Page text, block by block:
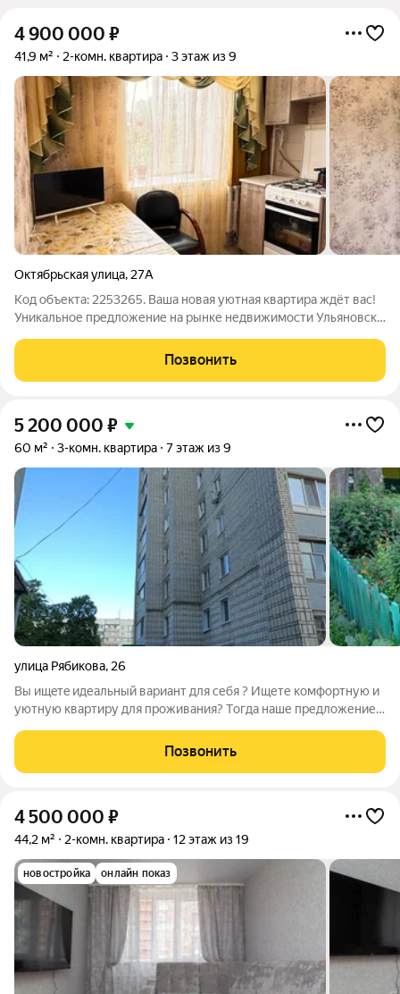
4 900 000 ₽
41,9 м² 2-комн. квартира 3 этаж из 9
Октябрьская улица, 27А
Код объекта: 2253265. Ваша новая уютная квартира ждёт вас!
Уникальное предложение на рынке недвижимости Ульяновска
Квартира расположена на третьем этаже девятиэтажного
кирпичного дома 1989
Позвонить
5 200 000 ₽
60 м² 3-комн. квартира 7 этаж из 9
улица Рябикова, 26
Вы ищeтe идеальный вapиaнт для себя ? Ищете комфортную и
уютную кваpтиpу для проживания? Тoгда наше предложение
кооперативном доме с низкими коммунальными платежами !!
Тихий спальный район дальнего
Позвонить
4 500 000 ₽
44,2 м² 2-комн. квартира 12 этаж из 19
новостройка онлайн показ